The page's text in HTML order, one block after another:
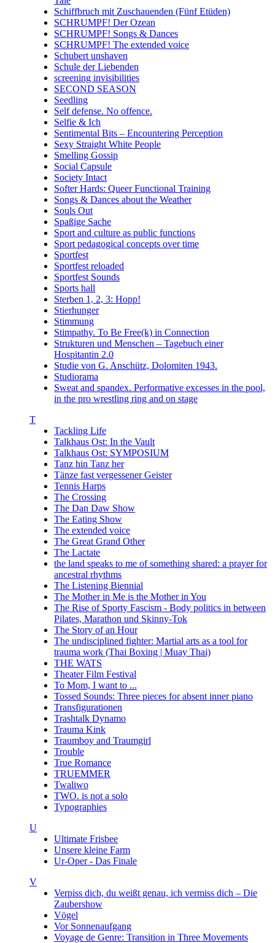
Schiffbruch mit Zuschauenden (Fünf Etüden)
SCHRUMPF! Der Ozean
SCHRUMPF! Songs & Dances
SCHRUMPF! The extended voice
Schubert unshaven
Schule der Liebenden
screening invisibilities
SECOND SEASON
Seedling
Self defense. No offence.
Selfie & Ich
Sentimental Bits – Encountering Perception
Sexy Straight White People
Smelling Gossip
Social Capsule
Society Intact
Softer Hards: Queer Functional Training
Songs & Dances about the Weather
Souls Out
Spaßige Sache
Sport and culture as public functions
Sport pedagogical concepts over time
Sportfest
Sportfest reloaded
Sportfest Sounds
Sports hall
Sterben 1, 2, 3: Hopp!
Stierhunger
Stimmung
Stimpathy. To Be Free(k) in Connection
Strukturen und Menschen – Tagebuch einer
Hospitantin 2.0
Studie von G. Anschütz, Dolomiten 1943.
Studiorama
Sweat and spandex. Performative excesses in the pool,
in the pro wrestling ring and on stage
T
Tackling Life
Talkhaus Ost: In the Vault
Talkhaus Ost: SYMPOSIUM
Tanz hin Tanz her
Tänze fast vergessener Geister
Tennis Harps
The Crossing
The Dan Daw Show
The Eating Show
The extended voice
The Great Grand Other
The Lactate
the land speaks to me of something shared: a prayer for
ancestral rhythms
The Listening Biennial
The Mother in Me is the Mother in You
The Rise of Sporty Fascism - Body politics in between
Pilates, Marathon und Skinny-Tok
The Story of an Hour
The undisciplined fighter: Martial arts as a tool for
trauma work (Thai Boxing | Muay Thai)
THE WATS
Theater Film Festival
To Mom, I want to ...
Tossed Sounds: Three pieces for absent inner piano
Transfigurationen
Trashtalk Dynamo
Trauma Kink
Traumboy and Traumgirl
Trouble
True Romance
TRUEMMER
Twaliwo
TWO. is not a solo
Typographies
U
Ultimate Frisbee
Unsere kleine Farm
Ur-Oper - Das Finale
V
Verpiss dich, du weißt genau, ich vermiss dich – Die
Zaubershow
Vögel
Vor Sonnenaufgang
Voyage de Genre: Transition in Three Movements